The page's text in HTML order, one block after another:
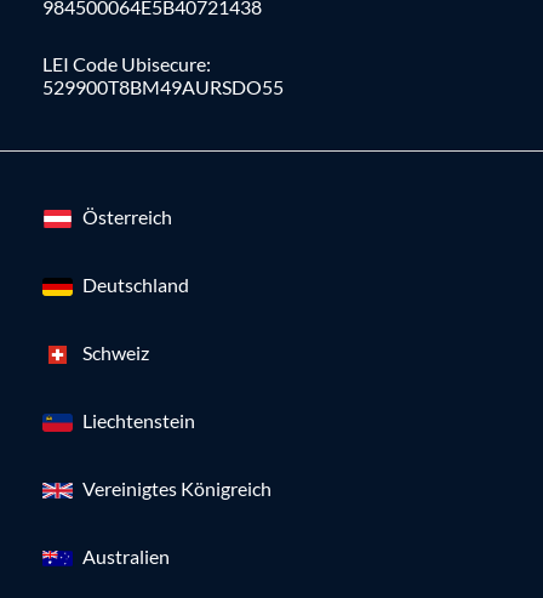
984500064E5B40721438
LEI Code Ubisecure:
529900T8BM49AURSDO55
Österreich
Deutschland
Schweiz
Liechtenstein
Vereinigtes Königreich
Australien